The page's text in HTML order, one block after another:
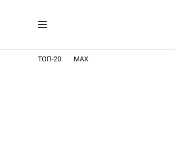
ТОП-20 MAX